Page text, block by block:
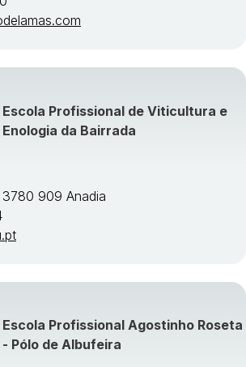
Escola Profissional de Viticultura e
Enologia da Bairrada
909 Anadia
Escola Profissional Agostinho Roseta
- Pólo de Albufeira